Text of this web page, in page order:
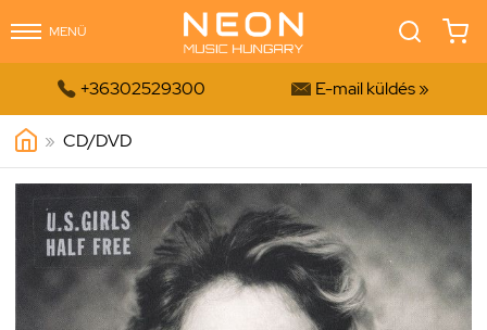
MENÜ
 +36302529300  E-mail küldés »
» CD/DVD